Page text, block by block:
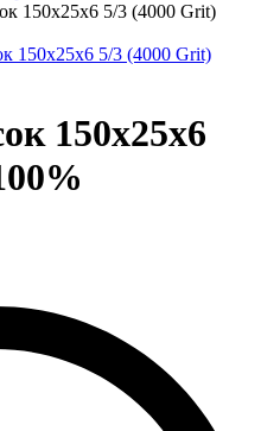
150х25х6 5/3 (4000 Grit)
150х25х6